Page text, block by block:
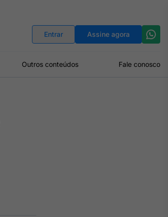
Entrar Assine agora
Outros conteúdos Fale conosco